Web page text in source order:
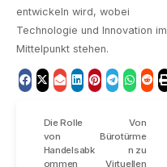
entwickeln wird, wobei
Technologie und Innovation im
Mittelpunkt stehen.
Die Rolle
von
Handelsabk
ommen
Von
Bürotürme
n zu
Virtuellen